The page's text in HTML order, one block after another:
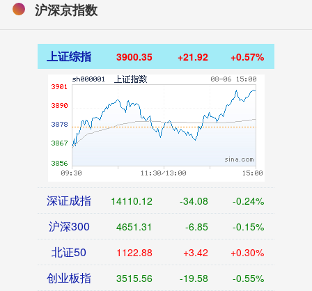
沪深京指数
上证综指 3900.35 +21.92 +0.57%
深证成指 14110.12 -34.08 -0.24%
沪深300 4651.31 -6.85 -0.15%
北证50 1122.88 +3.42 +0.30%
创业板指 3515.56 -19.58 -0.55%